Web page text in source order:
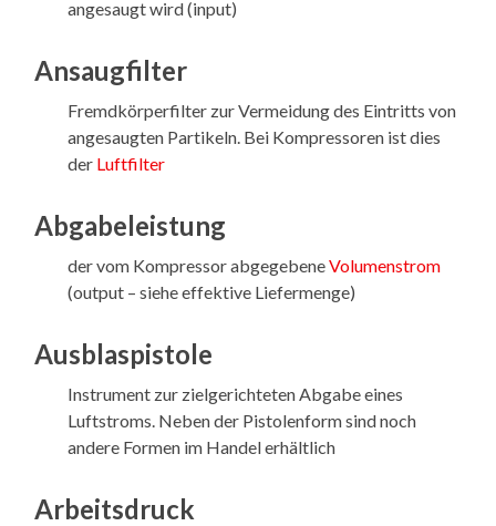
angesaugt wird (input)
Ansaugfilter
Fremdkörperfilter zur Vermeidung des Eintritts von
angesaugten Partikeln. Bei Kompressoren ist dies
der Luftfilter
Abgabeleistung
der vom Kompressor abgegebeneVolumenstrom
(output – siehe effektive Liefermenge)
Ausblaspistole
Instrument zur zielgerichteten Abgabe eines
Luftstroms. Neben der Pistolenform sind noch
andere Formen im Handel erhältlich
Arbeitsdruck